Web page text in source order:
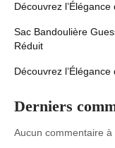
Découvrez
Sac Bandoulière
Réduit
Découvrez
Derniers
Aucun commentaire à